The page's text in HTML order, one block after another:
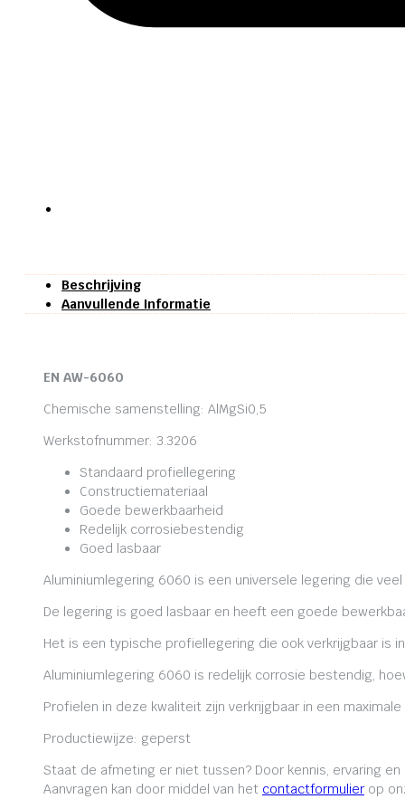
Beschrijving
Aanvullende Informatie
EN AW-6060
Chemische samenstelling: AlMgSi0,5
Werkstofnummer: 3.3206
Standaard profiellegering
Constructiemateriaal
Goede bewerkbaarheid
Redelijk corrosiebestendig
Goed lasbaar
Aluminiumlegering 6060 is een universele legering die
De legering is goed lasbaar en heeft een goede
Het is een typische profiellegering die ook verkrijgbaar is
Aluminiumlegering 6060 is redelijk corrosie bestendig,
Profielen in deze kwaliteit zijn verkrijgbaar in een
Productiewijze: geperst
Staat de afmeting er niet tussen? Door kennis, ervaring
Aanvragen kan door middel van het contactformulier op